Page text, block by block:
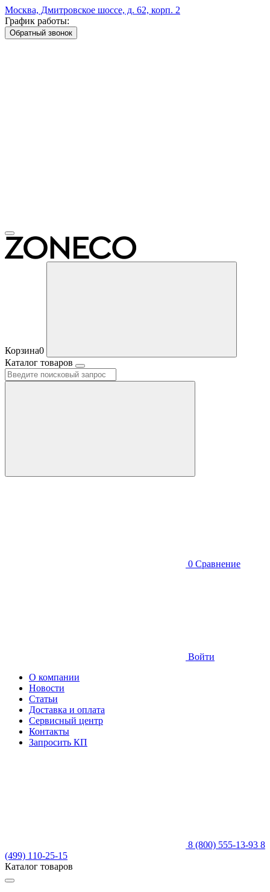
Москва, Дмитровское шоссе, д. 62, корп. 2
График работы:
Обратный звонок
Корзина0
Каталог товаров
0 Сравнение
Войти
О компании
Новости
Статьи
Доставка и оплата
Сервисный центр
Контакты
Запросить КП
8 (800) 555-13-93 8
(499) 110-25-15
Каталог товаров